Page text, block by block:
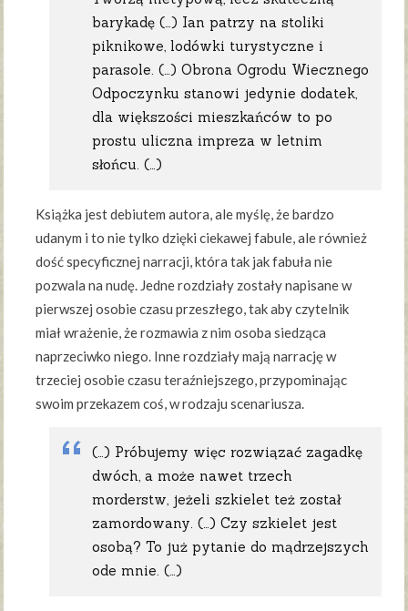
barykadę (…) Ian patrzy na stoliki
piknikowe, lodówki turystyczne i
parasole. (…) Obrona Ogrodu Wiecznego
Odpoczynku stanowi jedynie dodatek,
dla większości mieszkańców to po
prostu uliczna impreza w letnim
słońcu. (…)
Książka jest debiutem autora, ale myślę, że bardzo
udanym i to nie tylko dzięki ciekawej fabule, ale również
dość specyficznej narracji, która tak jak fabuła nie
pozwala na nudę. Jedne rozdziały zostały napisane w
pierwszej osobie czasu przeszłego, tak aby czytelnik
miał wrażenie, że rozmawia z nim osoba siedząca
naprzeciwko niego. Inne rozdziały mają narrację w
trzeciej osobie czasu teraźniejszego, przypominając
swoim przekazem coś, w rodzaju scenariusza.
(…) Próbujemy więc rozwiązać zagadkę
dwóch, a może nawet trzech
morderstw, jeżeli szkielet też został
zamordowany. (…) Czy szkielet jest
osobą? To już pytanie do mądrzejszych
ode mnie. (…)